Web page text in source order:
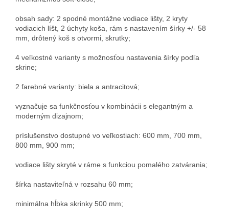
obsah sady: 2 spodné montážne vodiace lišty, 2 kryty
vodiacich líšt, 2 úchyty koša, rám s nastavením šírky +/- 58
mm, drôtený koš s otvormi, skrutky;
4 veľkostné varianty s možnosťou nastavenia šírky podľa
skrine;
2 farebné varianty: biela a antracitová;
vyznačuje sa funkčnosťou v kombinácii s elegantným a
moderným dizajnom;
príslušenstvo dostupné vo veľkostiach: 600 mm, 700 mm,
800 mm, 900 mm;
vodiace lišty skryté v ráme s funkciou pomalého zatvárania;
šírka nastaviteľná v rozsahu 60 mm;
minimálna hĺbka skrinky 500 mm;